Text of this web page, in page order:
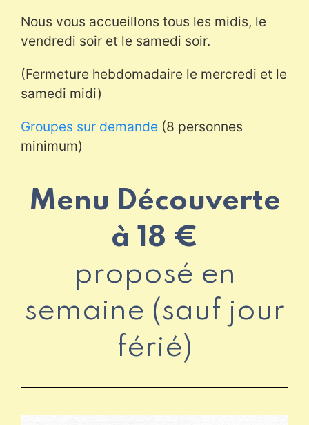
Nous vous accueillons tous les midis, le
vendredi soir et le samedi soir.
(Fermeture hebdomadaire le mercredi et le
samedi midi)
Groupes sur demande (8 personnes
minimum)
Menu Découverte
à 18 €
proposé en
semaine (sauf jour
férié)